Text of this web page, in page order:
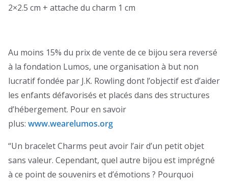
2×2.5 cm + attache du charm 1 cm
Au moins 15% du prix de vente de ce bijou sera reversé
à la fondation Lumos, une organisation à but non
lucratif fondée par J.K. Rowling dont l’objectif est d’aider
les enfants défavorisés et placés dans des structures
d’hébergement. Pour en savoir
plus: www.wearelumos.org
“Un bracelet Charms peut avoir l’air d’un petit objet
sans valeur. Cependant, quel autre bijou est imprégné
à ce point de souvenirs et d’émotions ? Pourquoi